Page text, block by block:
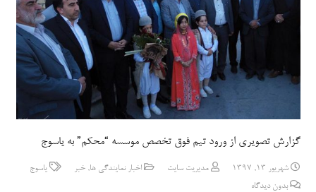
گزارش تصویری از ورود تیم فوق تخصص موسسه “محکم” به یاسوج
شهریور 13, 1397 مدیریت سایت اخبار نمایندگی ها,خبر
یاسوج
بدون دیدگاه